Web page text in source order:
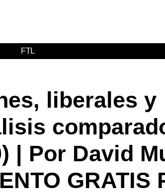
FTL
liberales y
| Por David
GRATIS